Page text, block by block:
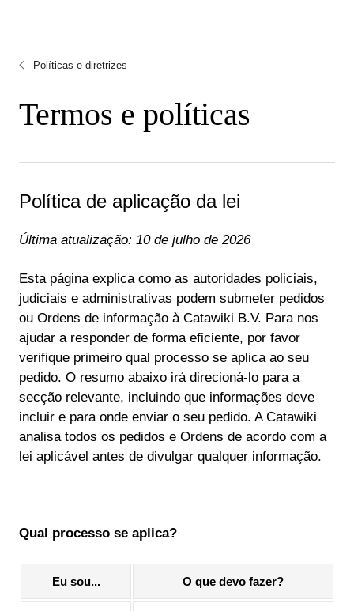
Políticas e diretrizes
Termos e políticas
Política de aplicação da lei
Última atualização: 10 de julho de 2026
Esta página explica como as autoridades policiais,
judiciais e administrativas podem submeter pedidos
ou Ordens de informação à Catawiki B.V. Para nos
ajudar a responder de forma eficiente, por favor
verifique primeiro qual processo se aplica ao seu
pedido. O resumo abaixo irá direcioná-lo para a
secção relevante, incluindo que informações deve
incluir e para onde enviar o seu pedido. A Catawiki
analisa todos os pedidos e Ordens de acordo com a
lei aplicável antes de divulgar qualquer informação.
Qual processo se aplica?
Eu sou... O que devo fazer?